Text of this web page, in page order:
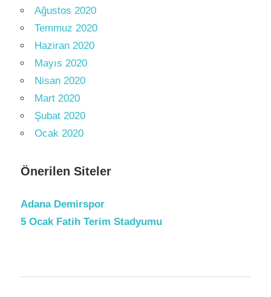
Ağustos 2020
Temmuz 2020
Haziran 2020
Mayıs 2020
Nisan 2020
Mart 2020
Şubat 2020
Ocak 2020
Önerilen Siteler
Adana Demirspor
5 Ocak Fatih Terim Stadyumu